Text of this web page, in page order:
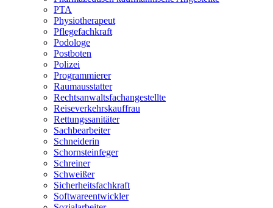
PTA
Physiotherapeut
Pflegefachkraft
Podologe
Postboten
Polizei
Programmierer
Raumausstatter
Rechtsanwaltsfachangestellte
Reiseverkehrskauffrau
Rettungssanitäter
Sachbearbeiter
Schneiderin
Schornsteinfeger
Schreiner
Schweißer
Sicherheitsfachkraft
Softwareentwickler